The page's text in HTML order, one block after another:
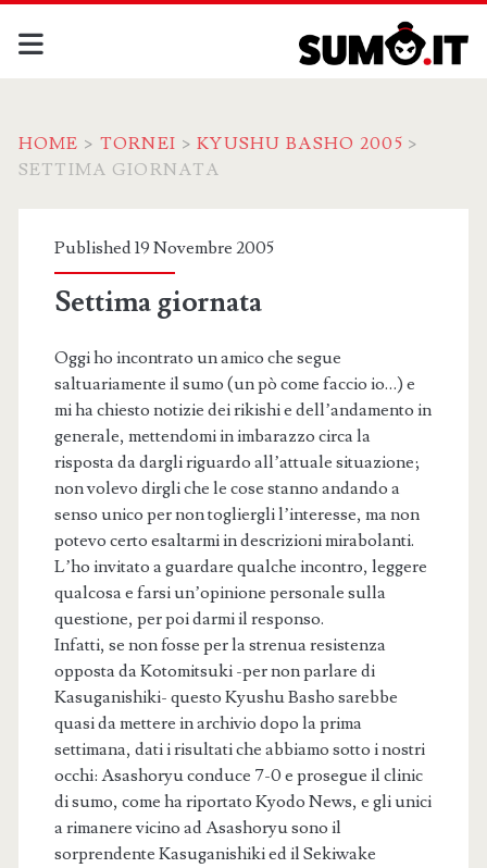
HOME > TORNEI >KYUSHU BASHO 2005 >
SETTIMA GIORNATA
Published 19 Novembre 2005
Settima giornata
Oggi ho incontrato un amico che segue
saltuariamente il sumo (un pò come faccio io…) e
mi ha chiesto notizie dei rikishi e dell’andamento in
generale, mettendomi in imbarazzo circa la
risposta da dargli riguardo all’attuale situazione;
non volevo dirgli che le cose stanno andando a
senso unico per non togliergli l’interesse, ma non
potevo certo esaltarmi in descrizioni mirabolanti.
L’ho invitato a guardare qualche incontro, leggere
qualcosa e farsi un’opinione personale sulla
questione, per poi darmi il responso.
Infatti, se non fosse per la strenua resistenza
opposta da Kotomitsuki -per non parlare di
Kasuganishiki- questo Kyushu Basho sarebbe
quasi da mettere in archivio dopo la prima
settimana, dati i risultati che abbiamo sotto i nostri
occhi: Asashoryu conduce 7-0 e prosegue il clinic
di sumo, come ha riportato Kyodo News, e gli unici
a rimanere vicino ad Asashoryu sono il
sorprendente Kasuganishiki ed il Sekiwake